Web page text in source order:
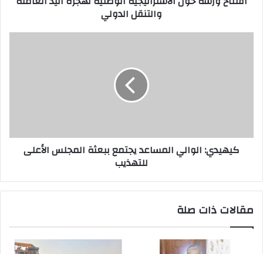
والتنقل الدولي
كيهيدي: الوالي المساعد يجتمع ببعثة المجلس الأعلى
للتهذيب
مقالات ذات صلة